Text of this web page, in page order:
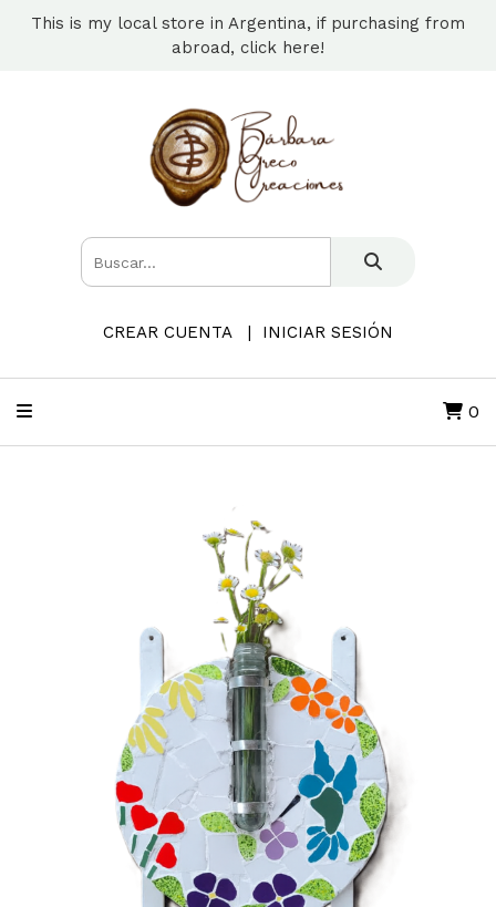
This is my local store in Argentina, if purchasing from
abroad, click here!
CREAR CUENTA INICIAR SESIÓN
0